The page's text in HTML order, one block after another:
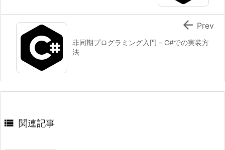
非同期プログラミング入門 – C#での実装方
法
 Prev
 関連記事